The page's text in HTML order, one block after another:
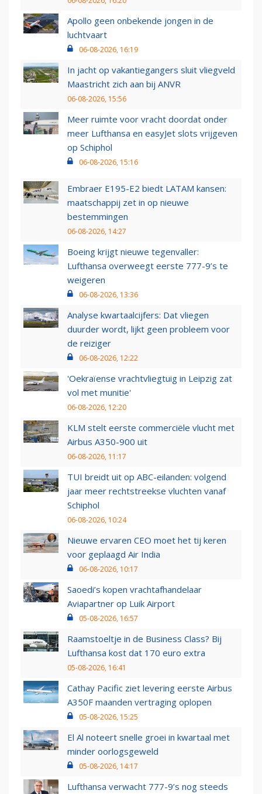
Apollo geen onbekende jongen in de
luchtvaart
06-08-2026, 16:19
In jacht op vakantiegangers sluit vliegveld
Maastricht zich aan bij ANVR
06-08-2026, 15:56
Meer ruimte voor vracht doordat onder
meer Lufthansa en easyJet slots vrijgeven
op Schiphol
06-08-2026, 15:16
Embraer E195-E2 biedt LATAM kansen:
maatschappij zet in op nieuwe
bestemmingen
06-08-2026, 14:27
Boeing krijgt nieuwe tegenvaller:
Lufthansa overweegt eerste 777-9’s te
weigeren
06-08-2026, 13:36
Analyse kwartaalcijfers: Dat vliegen
duurder wordt, lijkt geen probleem voor
de reiziger
06-08-2026, 12:22
'Oekraïense vrachtvliegtuig in Leipzig zat
vol met munitie'
06-08-2026, 12:20
KLM stelt eerste commerciële vlucht met
Airbus A350-900 uit
06-08-2026, 11:17
TUI breidt uit op ABC-eilanden: volgend
jaar meer rechtstreekse vluchten vanaf
Schiphol
06-08-2026, 10:24
Nieuwe ervaren CEO moet het tij keren
voor geplaagd Air India
06-08-2026, 10:17
Saoedi’s kopen vrachtafhandelaar
Aviapartner op Luik Airport
05-08-2026, 16:57
Raamstoeltje in de Business Class? Bij
Lufthansa kost dat 170 euro extra
05-08-2026, 16:41
Cathay Pacific ziet levering eerste Airbus
A350F maanden vertraging oplopen
05-08-2026, 15:25
El Al noteert snelle groei in kwartaal met
minder oorlogsgeweld
05-08-2026, 14:17
Lufthansa verwacht 777-9’s nog steeds